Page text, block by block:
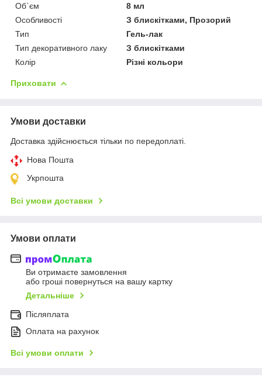
Об`єм
8 мл
Особливості
З блискітками, Прозорий
Тип
Гель-лак
Тип декоративного лаку
З блискітками
Колір
Різні кольори
Приховати
Умови доставки
Доставка здійснюється тільки по передоплаті.
Нова Пошта
Укрпошта
Всі умови доставки
Умови оплати
Ви отримаєте замовлення
або гроші повернуться на вашу картку
Детальніше
Післяплата
Оплата на рахунок
Всі умови оплати